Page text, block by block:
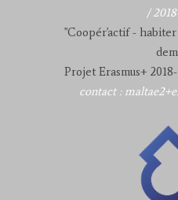
/
"Coopér'actif -
Projet Erasmus+
contact :